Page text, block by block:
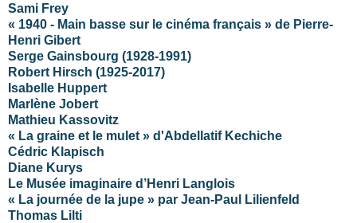
Sami Frey
« 1940 - Main basse sur le cinéma français » de Pierre-
Henri Gibert
Serge Gainsbourg (1928-1991)
Robert Hirsch (1925-2017)
Isabelle Huppert
Marlène Jobert
Mathieu Kassovitz
« La graine et le mulet » d'Abdellatif Kechiche
Cédric Klapisch
Diane Kurys
Le Musée imaginaire d’Henri Langlois
« La journée de la jupe » par Jean-Paul Lilienfeld
Thomas Lilti